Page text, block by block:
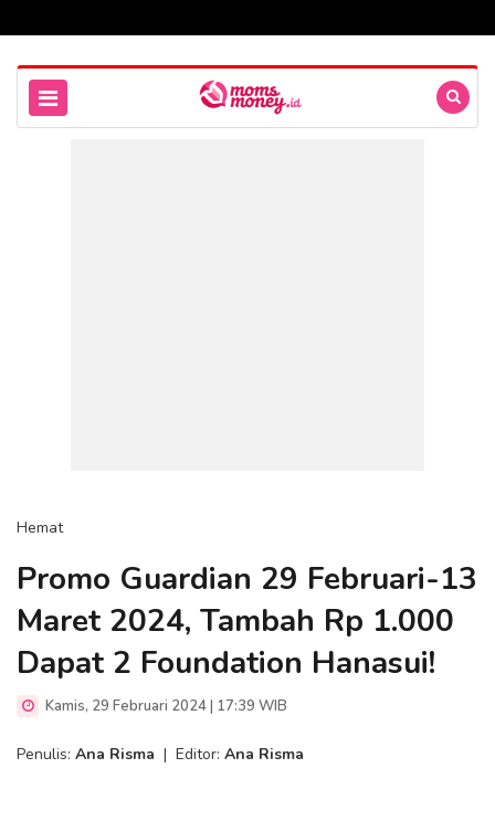
Hemat
Promo Guardian 29 Februari-13
Maret 2024, Tambah Rp 1.000
Dapat 2 Foundation Hanasui!
Kamis, 29 Februari 2024 | 17:39 WIB
Penulis: Ana Risma | Editor: Ana Risma